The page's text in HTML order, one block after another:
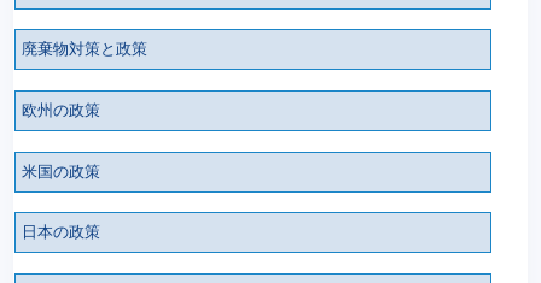
廃棄物対策と政策
欧州の政策
米国の政策
日本の政策